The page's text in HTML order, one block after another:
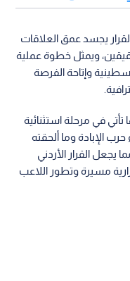
يجسد عمق العلاقات
ويمثل خطوة عملية
وإتاحة الفرصة
في مرحلة استثنائية
الإبادة وما ألحقته
يجعل القرار الأردني
مسيرة وتطور اللاعب